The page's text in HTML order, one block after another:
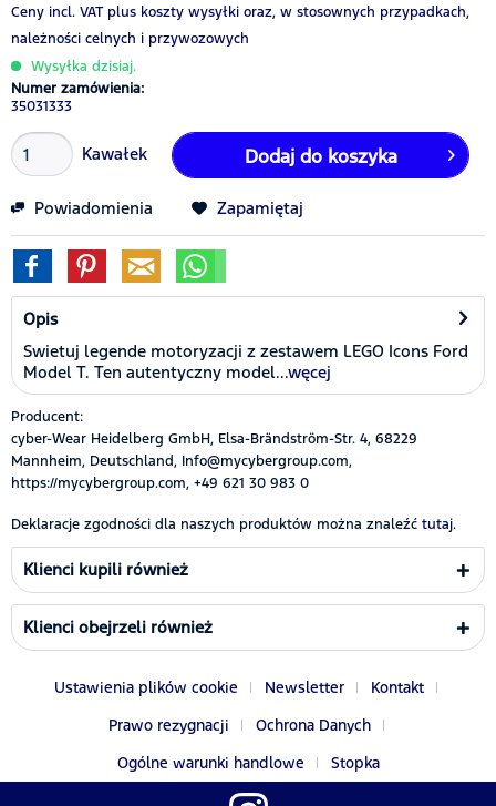
Ceny incl. VAT plus koszty wysyłki oraz, w stosownych przypadkach,
należności celnych i przywozowych
Wysyłka dzisiaj.
Numer zamówienia:
35031333
Kawałek Dodaj do koszyka
Powiadomienia Zapamiętaj
Opis
Swietuj legende motoryzacji z zestawem LEGO Icons Ford
Model T. Ten autentyczny model...węcej
Producent:
cyber-Wear Heidelberg GmbH, Elsa-Brändström-Str. 4, 68229
Mannheim, Deutschland, Info@mycybergroup.com,
https://mycybergroup.com, +49 621 30 983 0
Deklaracje zgodności dla naszych produktów można znaleźć tutaj.
Klienci kupili również
Klienci obejrzeli również
Ustawienia plików cookie Newsletter
Kontakt
Prawo rezygnacji
Ochrona Danych
Ogólne warunki handlowe
Stopka